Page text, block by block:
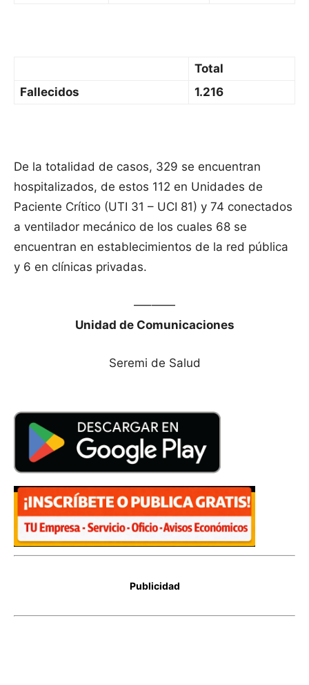
Total
Fallecidos
1.216
De la totalidad de casos, 329 se encuentran
hospitalizados, de estos 112 en Unidades de
Paciente Crítico (UTI 31 – UCI 81) y 74 conectados
a ventilador mecánico de los cuales 68 se
encuentran en establecimientos de la red pública
y 6 en clínicas privadas.
—–——
Unidad de Comunicaciones
Seremi de Salud
Publicidad